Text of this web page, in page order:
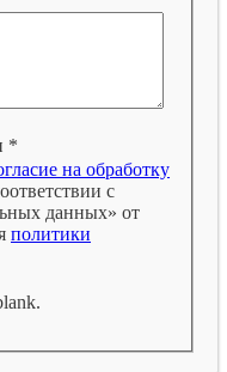
*
на обработку
с
данных» от
политики